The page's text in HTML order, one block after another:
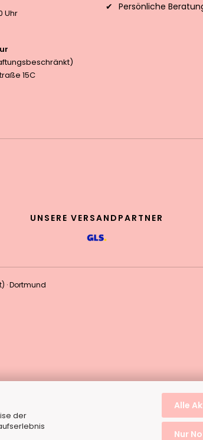
der
Alle
Nur
Uhr
15C
Persönliche
UNSERE VERSANDPARTNER
· Dortmund